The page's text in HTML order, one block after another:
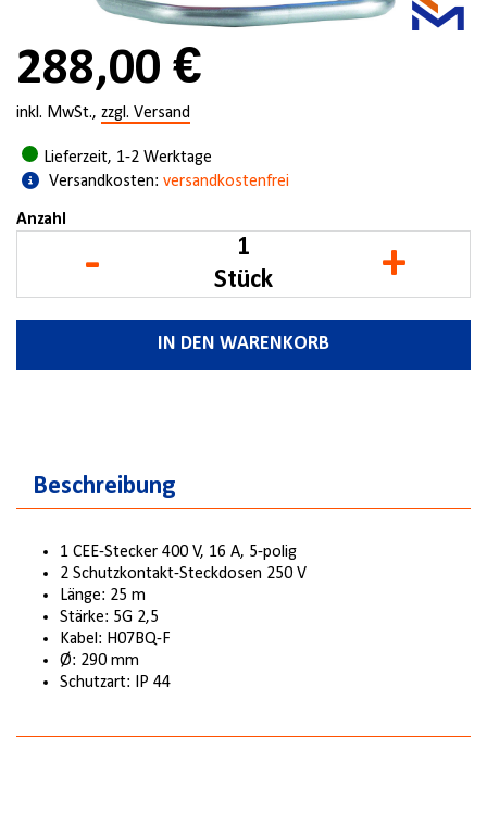
288,00 €
inkl. MwSt., zzgl. Versand
Lieferzeit, 1-2 Werktage
Versandkosten: versandkostenfrei
Anzahl
- Stück +
IN DEN WARENKORB
Beschreibung
1 CEE-Stecker 400 V, 16 A, 5-polig
2 Schutzkontakt-Steckdosen 250 V
Länge: 25 m
Stärke: 5G 2,5
Kabel: H07BQ-F
Ø: 290 mm
Schutzart: IP 44